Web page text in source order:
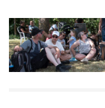
Zum
Inhalt
springen